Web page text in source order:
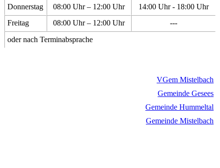
Donnerstag
08:00 Uhr – 12:00 Uhr
14:00 Uhr - 18:00 Uhr
Freitag
08:00 Uhr – 12:00 Uhr
---
oder nach Terminabsprache
VGem Mistelbach
Gemeinde Gesees
Gemeinde Hummeltal
Gemeinde Mistelbach